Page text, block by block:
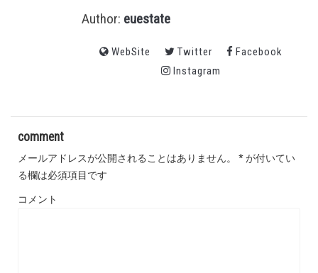
Author: euestate
WebSite Twitter
Facebook
Instagram
comment
メールアドレスが公開されることはありません。 *が付いてい
る欄は必須項目です
コメント